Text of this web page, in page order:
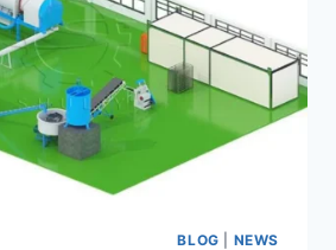
AND
INDUSTRY
BLOG NEWS